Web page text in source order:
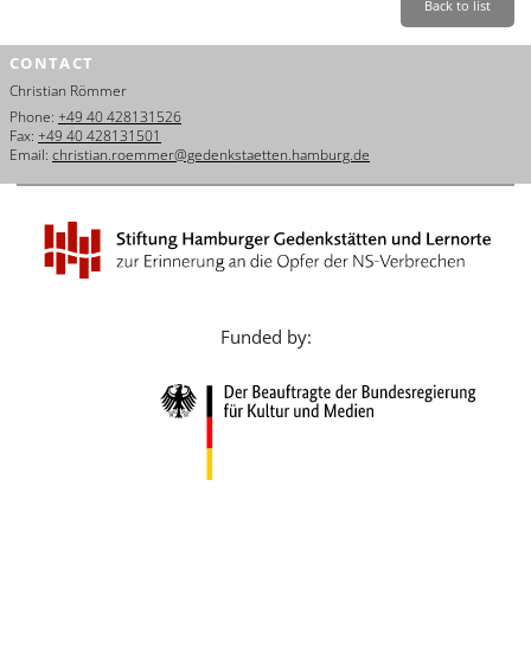
Dansk
Español
Italiano
Nederlands
Português
Back to list
CONTACT
Christian Römmer
Phone: +49 40 428131526
Fax: +49 40 428131501
Email: christian.roemmer@gedenkstaetten.hamburg.de
Funded by: